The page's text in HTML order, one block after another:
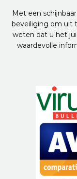
Met een
beveiliging om uit
weten dat u het
waardevolle